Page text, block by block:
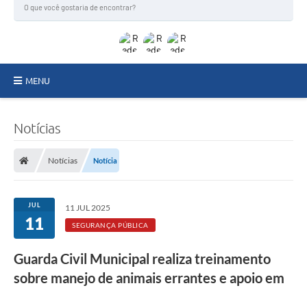
MENU
Meio Ambiente
Ouvidoria
Serviços
Notícias
Notícias Notícia
JUL
11
11 JUL 2025
SEGURANÇA PÚBLICA
Guarda Civil Municipal realiza treinamento
sobre manejo de animais errantes e apoio em